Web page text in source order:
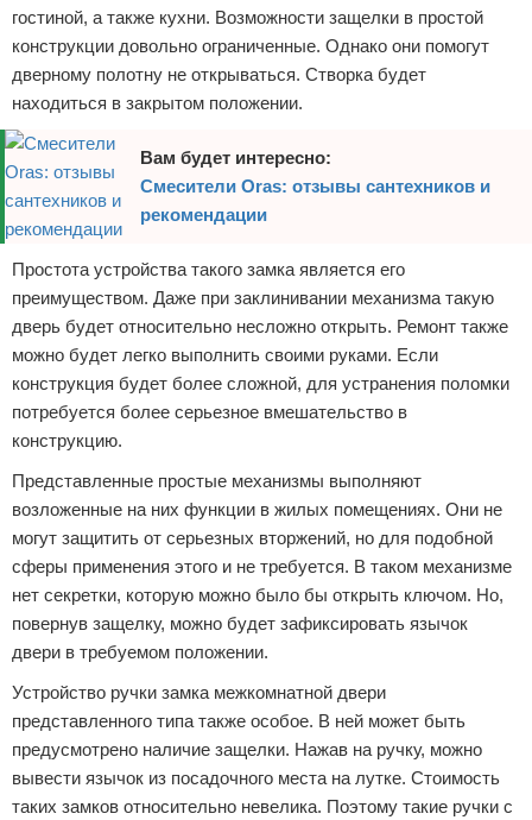
гостиной, а также кухни. Возможности защелки в простой
конструкции довольно ограниченные. Однако они помогут
дверному полотну не открываться. Створка будет
находиться в закрытом положении.
Вам будет интересно:
Смесители Oras: отзывы сантехников и
рекомендации
Простота устройства такого замка является его
преимуществом. Даже при заклинивании механизма такую
дверь будет относительно несложно открыть. Ремонт также
можно будет легко выполнить своими руками. Если
конструкция будет более сложной, для устранения поломки
потребуется более серьезное вмешательство в
конструкцию.
Представленные простые механизмы выполняют
возложенные на них функции в жилых помещениях. Они не
могут защитить от серьезных вторжений, но для подобной
сферы применения этого и не требуется. В таком механизме
нет секретки, которую можно было бы открыть ключом. Но,
повернув защелку, можно будет зафиксировать язычок
двери в требуемом положении.
Устройство ручки замка межкомнатной двери
представленного типа также особое. В ней может быть
предусмотрено наличие защелки. Нажав на ручку, можно
вывести язычок из посадочного места на лутке. Стоимость
таких замков относительно невелика. Поэтому такие ручки с